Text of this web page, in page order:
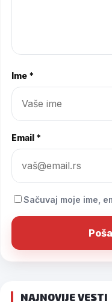
Ime *
Email *
Sačuvaj moje ime,
NAJNOVIJE VESTI